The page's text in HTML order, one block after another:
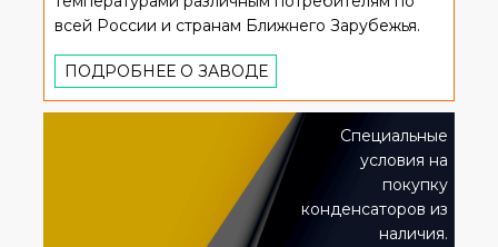
ПОДРОБНЕЕ О ЗАВОДЕ
всей России и странам Ближнего Зарубежья.
Специальные
условия на
покупку
конденсаторов из
наличия.